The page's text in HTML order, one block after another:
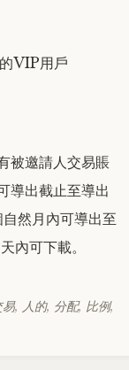
VIP用戶
被邀請人交易賬
導出截止至導出
然月內可導出至
內可下載。
易, 人的, 分配, 比例,